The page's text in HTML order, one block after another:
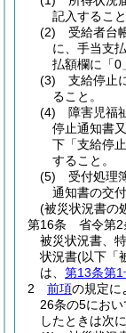
記入すること
(2)
受給者台
に、手当支
払額欄に「0
(3)
支給停止
ること。
(4)
障害児福
停止通知書
下「支給停
すること。
(5)
受付処理
通知書の交
(被災状況書の
第16条
省令第
被災状況書、
状況書(以下「
は、 第13条第1
2
前項の規定に
26条の5にお
したときは次